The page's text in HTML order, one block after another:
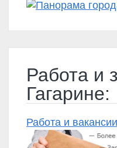
Работа и
Гагарине:
Работа и вакансии